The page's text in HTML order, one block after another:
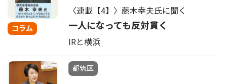
コラム
〈連載【4】〉藤木幸夫氏に聞く
一人になっても反対貫く
IRと横浜
都筑区